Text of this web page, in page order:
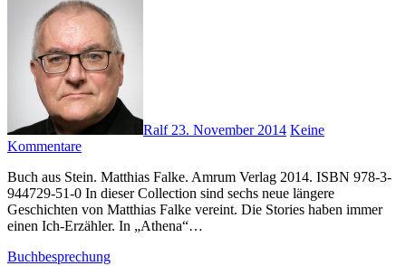
Ralf23. November 2014 Keine
Kommentare
Buch aus Stein. Matthias Falke. Amrum Verlag 2014. ISBN 978-3-
944729-51-0 In dieser Collection sind sechs neue längere
Geschichten von Matthias Falke vereint. Die Stories haben immer
einen Ich-Erzähler. In „Athena“…
Buchbesprechung